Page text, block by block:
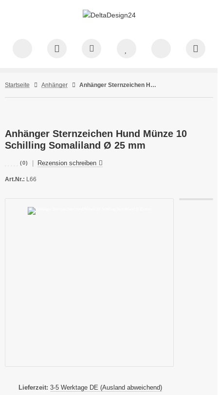
Startseite Anhänger Anhänger Sternzeichen Hund Münze 10 Schilling Somaliland Ø 25 mm
Anhänger Sternzeichen Hund Münze 10
Schilling Somaliland Ø 25 mm
(0) Rezension schreiben
Art.Nr.: L66
Lieferzeit: 3-5 Werktage DE (Ausland abweichend)